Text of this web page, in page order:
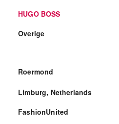
HUGO BOSS
Overige
Roermond
Limburg, Netherlands
FashionUnited